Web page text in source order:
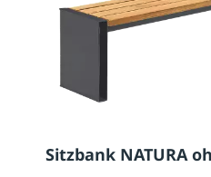
Sitzbank NATURA